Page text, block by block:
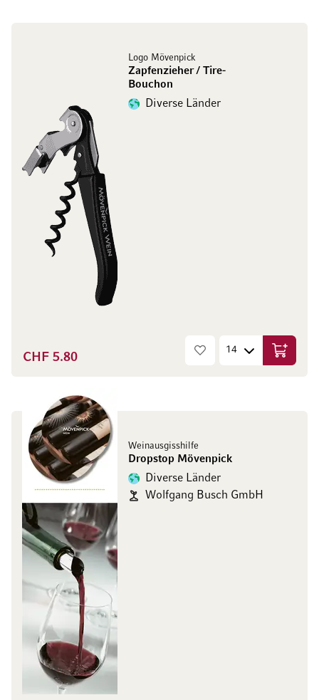
Logo Mövenpick
Zapfenzieher / Tire-
Bouchon
Diverse Länder
CHF 5.80 In den
Weinausgisshilfe
Dropstop Mövenpick
Diverse Länder
Wolfgang Busch GmbH